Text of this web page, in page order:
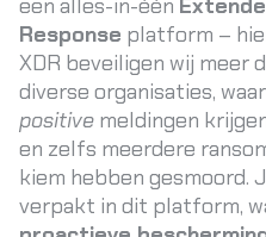
een alles-in-één
Response platform –
XDR beveiligen wij meer
diverse organisaties,
positive meldingen
en zelfs meerdere
kiem hebben gesmoord.
verpakt in dit platform,